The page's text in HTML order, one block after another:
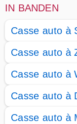
IN BANDEN
Casse auto à
Casse auto à
Casse auto à
Casse auto à
Casse auto à